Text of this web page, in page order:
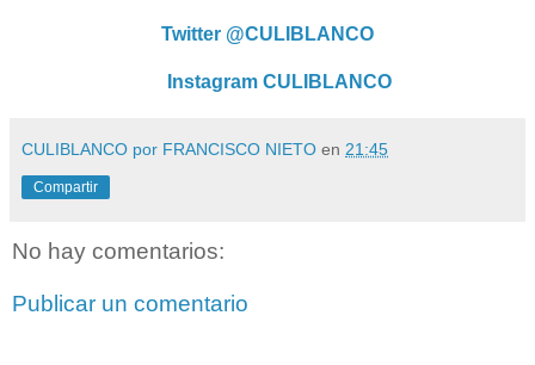
Twitter @CULIBLANCO
Instagram CULIBLANCO
CULIBLANCO por FRANCISCO NIETO en 21:45
Compartir
No hay comentarios:
Publicar un comentario